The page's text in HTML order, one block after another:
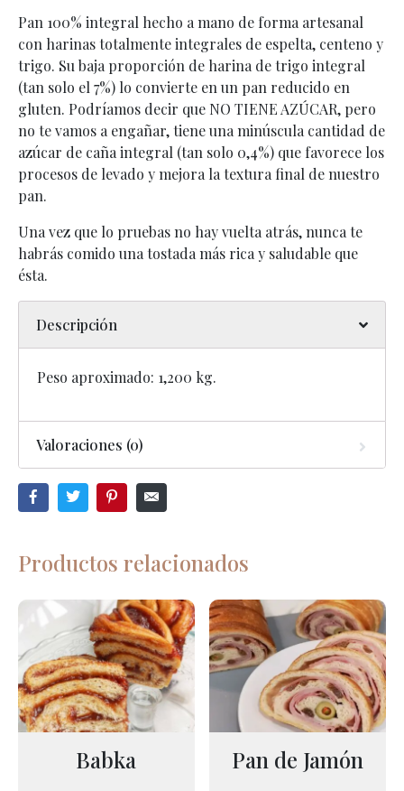
Pan 100% integral hecho a mano de forma artesanal
con harinas totalmente integrales de espelta, centeno y
trigo. Su baja proporción de harina de trigo integral
(tan solo el 7%) lo convierte en un pan reducido en
gluten. Podríamos decir que NO TIENE AZÚCAR, pero
no te vamos a engañar, tiene una minúscula cantidad de
azúcar de caña integral (tan solo 0,4%) que favorece los
procesos de levado y mejora la textura final de nuestro
pan.
Una vez que lo pruebas no hay vuelta atrás, nunca te
habrás comido una tostada más rica y saludable que
ésta.
Descripción
Peso aproximado: 1,200 kg.
Valoraciones (0)
Productos relacionados
Babka Pan de Jamón